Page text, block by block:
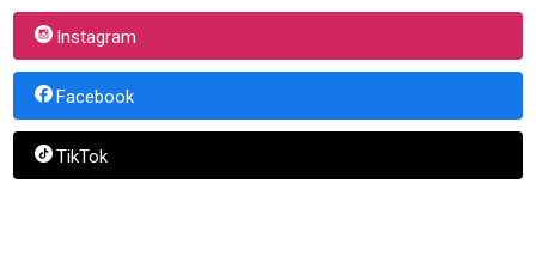
Instagram
Facebook
TikTok